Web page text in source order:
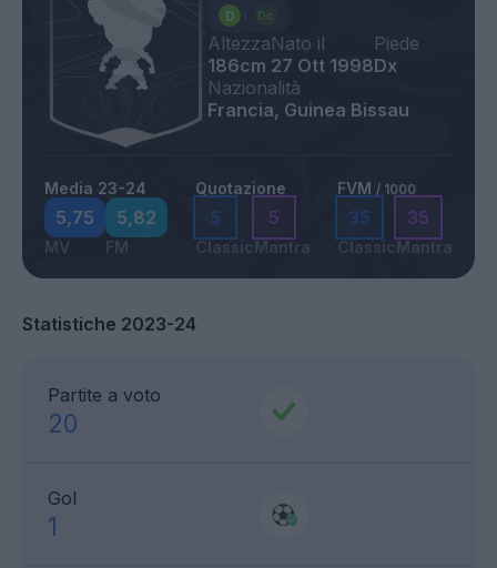
Altezza
186cm
Nato il
27 Ott 1998
Piede
Dx
Nazionalità
Francia, Guinea Bissau
Media 23-24
5,75
MV
5,82
FM
Quotazione
5
Classic
5
Mantra
FVM / 1000
35
Classic
35
Mantra
Statistiche 2023-24
Partite a voto
20
Gol
1